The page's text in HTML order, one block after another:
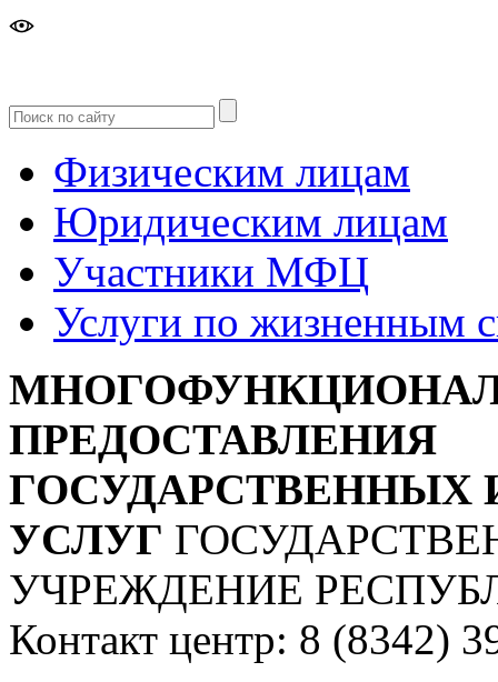
Физическим лицам
Юридическим лицам
Участники МФЦ
Услуги по жизненным
ПРЕДОСТАВЛЕНИЯ
УСЛУГ
УЧРЕЖДЕНИЕ
Контакт центр: 8 (8342)